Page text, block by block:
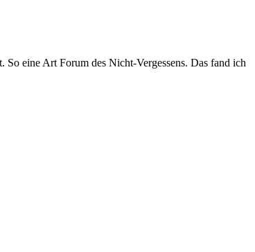
eine Art Forum des Nicht-Vergessens. Das fand ich